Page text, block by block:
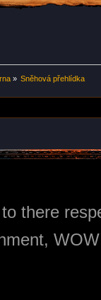
» Sněhová přehlídka
there